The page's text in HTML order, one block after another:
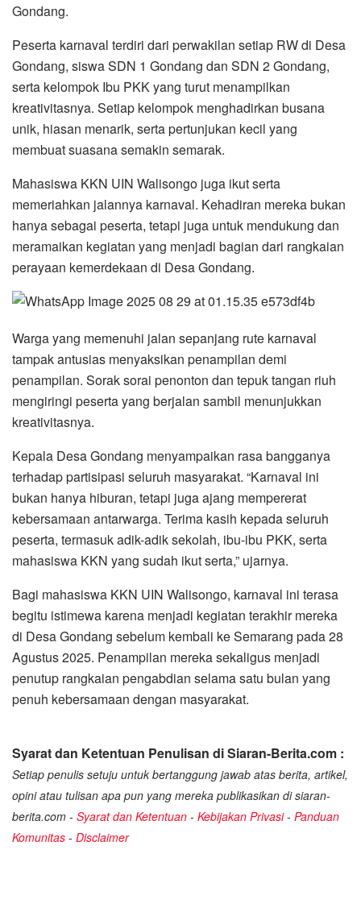
Gondang.
Peserta karnaval terdiri dari perwakilan setiap RW di Desa
Gondang, siswa SDN 1 Gondang dan SDN 2 Gondang,
serta kelompok Ibu PKK yang turut menampilkan
kreativitasnya. Setiap kelompok menghadirkan busana
unik, hiasan menarik, serta pertunjukan kecil yang
membuat suasana semakin semarak.
Mahasiswa KKN UIN Walisongo juga ikut serta
memeriahkan jalannya karnaval. Kehadiran mereka bukan
hanya sebagai peserta, tetapi juga untuk mendukung dan
meramaikan kegiatan yang menjadi bagian dari rangkaian
perayaan kemerdekaan di Desa Gondang.
Warga yang memenuhi jalan sepanjang rute karnaval
tampak antusias menyaksikan penampilan demi
penampilan. Sorak sorai penonton dan tepuk tangan riuh
mengiringi peserta yang berjalan sambil menunjukkan
kreativitasnya.
Kepala Desa Gondang menyampaikan rasa bangganya
terhadap partisipasi seluruh masyarakat. “Karnaval ini
bukan hanya hiburan, tetapi juga ajang mempererat
kebersamaan antarwarga. Terima kasih kepada seluruh
peserta, termasuk adik-adik sekolah, ibu-ibu PKK, serta
mahasiswa KKN yang sudah ikut serta,” ujarnya.
Bagi mahasiswa KKN UIN Walisongo, karnaval ini terasa
begitu istimewa karena menjadi kegiatan terakhir mereka
di Desa Gondang sebelum kembali ke Semarang pada 28
Agustus 2025. Penampilan mereka sekaligus menjadi
penutup rangkaian pengabdian selama satu bulan yang
penuh kebersamaan dengan masyarakat.
Syarat dan Ketentuan Penulisan di Siaran-Berita.com :
Setiap penulis setuju untuk bertanggung jawab atas berita, artikel,
opini atau tulisan apa pun yang mereka publikasikan di siaran-
berita.com - Syarat dan Ketentuan - Kebijakan Privasi- Panduan
Komunitas - Disclaimer